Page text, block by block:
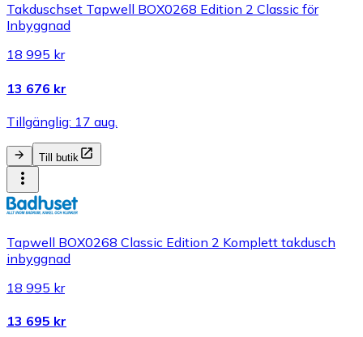
Takduschset Tapwell BOX0268 Edition 2 Classic för
Inbyggnad
18 995 kr
13 676 kr
Tillgänglig: 17 aug.
Till butik
Tapwell BOX0268 Classic Edition 2 Komplett takdusch
inbyggnad
18 995 kr
13 695 kr